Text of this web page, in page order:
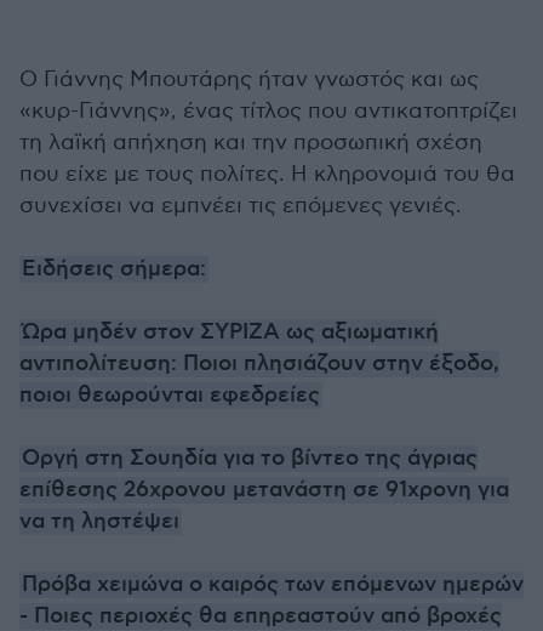
Ο Γιάννης Μπουτάρης ήταν γνωστός και ως
«κυρ-Γιάννης», ένας τίτλος που αντικατοπτρίζει
τη λαϊκή απήχηση και την προσωπική σχέση
που είχε με τους πολίτες. Η κληρονομιά του θα
συνεχίσει να εμπνέει τις επόμενες γενιές.
Ειδήσεις σήμερα:
Ώρα μηδέν στον ΣΥΡΙΖΑ ως αξιωματική
αντιπολίτευση: Ποιοι πλησιάζουν στην έξοδο,
ποιοι θεωρούνται εφεδρείες
Οργή στη Σουηδία για το βίντεο της άγριας
επίθεσης 26χρονου μετανάστη σε 91χρονη για
να τη ληστέψει
Πρόβα χειμώνα ο καιρός των επόμενων ημερών
- Ποιες περιοχές θα επηρεαστούν από βροχές